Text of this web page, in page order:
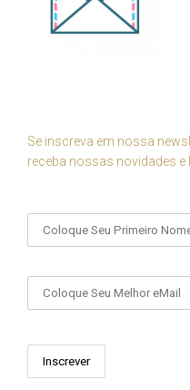
Se inscreva em nossa
receba nossas novidades e